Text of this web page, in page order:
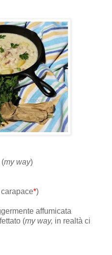
(my way)
*)
affumicata
(my way, in realtà ci